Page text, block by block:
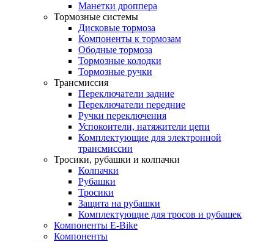
Манетки дроппера
Тормозные системы
Дисковые тормоза
Компоненты к тормозам
Ободные тормоза
Тормозные колодки
Тормозные ручки
Трансмиссия
Переключатели задние
Переключатели передние
Ручки переключения
Успокоители, натяжители цепи
Комплектующие для электронной
трансмиссии
Тросики, рубашки и колпачки
Колпачки
Рубашки
Тросики
Защита на рубашки
Комплектующие для тросов и рубашек
Компоненты E-Bike
Компоненты